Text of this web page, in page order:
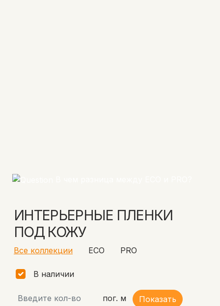
ИНТЕРЬЕРНЫЕ ПЛЕНКИ
ПОД КОЖУ
В наличии
пог. м Показать
Все коллекции ECO PRO